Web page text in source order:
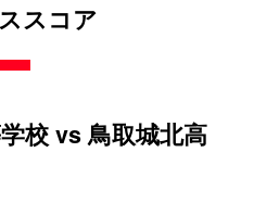
スコア
校 vs 鳥取城北高